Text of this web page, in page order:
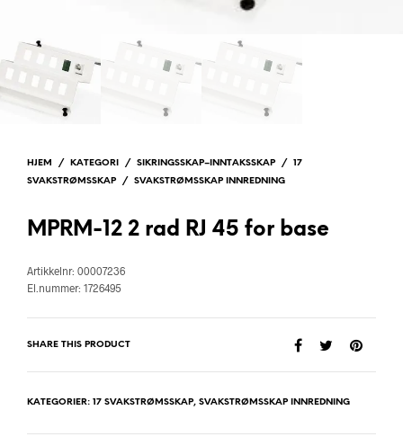
HJEM / KATEGORI / SIKRINGSSKAP–INNTAKSSKAP /
17
SVAKSTRØMSSKAP
/ SVAKSTRØMSSKAP INNREDNING
MPRM-12 2 rad RJ 45 for base
Artikkelnr: 00007236
El.nummer: 1726495
SHARE THIS PRODUCT
KATEGORIER: 17 SVAKSTRØMSSKAP, SVAKSTRØMSSKAP INNREDNING